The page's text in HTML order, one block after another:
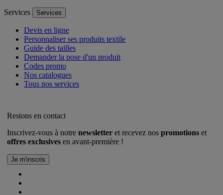
Services Services
Devis en ligne
Personnaliser ses produits textile
Guide des tailles
Demander la pose d'un produit
Codes promo
Nos catalogues
Tous nos services
Restons en contact
Inscrivez-vous à notre newsletter et recevez nos promotions et
offres exclusives en avant-première !